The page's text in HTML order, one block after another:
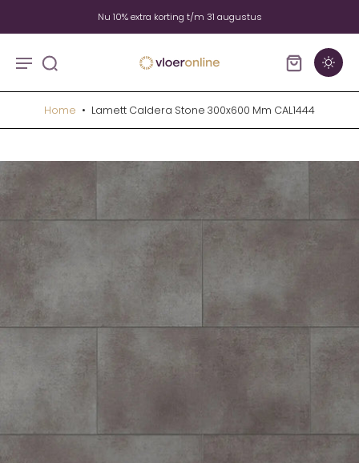
Nu 10% extra korting t/m 31 augustus
Home • Lamett Caldera Stone 300x600 Mm CAL1444